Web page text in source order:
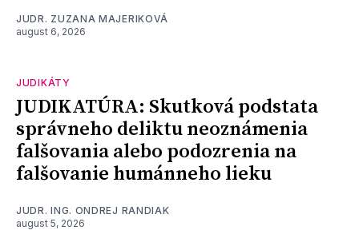
JUDR. ZUZANA MAJERIKOVÁ
august 6, 2026
JUDIKÁTY
JUDIKATÚRA: Skutková podstata
správneho deliktu neoznámenia
falšovania alebo podozrenia na
falšovanie humánneho lieku
JUDR. ING. ONDREJ RANDIAK
august 5, 2026